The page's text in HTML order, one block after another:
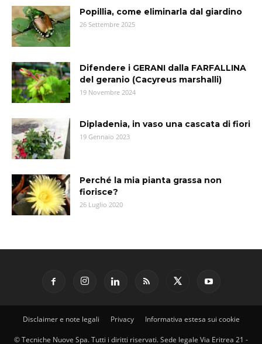
Popillia, come eliminarla dal giardino
26 Settembre 2025
Difendere i GERANI dalla FARFALLINA
del geranio (Cacyreus marshalli)
19 Novembre 2024
Dipladenia, in vaso una cascata di fiori
19 Gennaio 2023
Perché la mia pianta grassa non
fiorisce?
26 Luglio 2020
Disclaimer e note legali Privacy Informativa estesa sui cookie
© Tecniche Nuove Spa. Tutti i diritti riservati. Sede legale Via Eritrea 21 -